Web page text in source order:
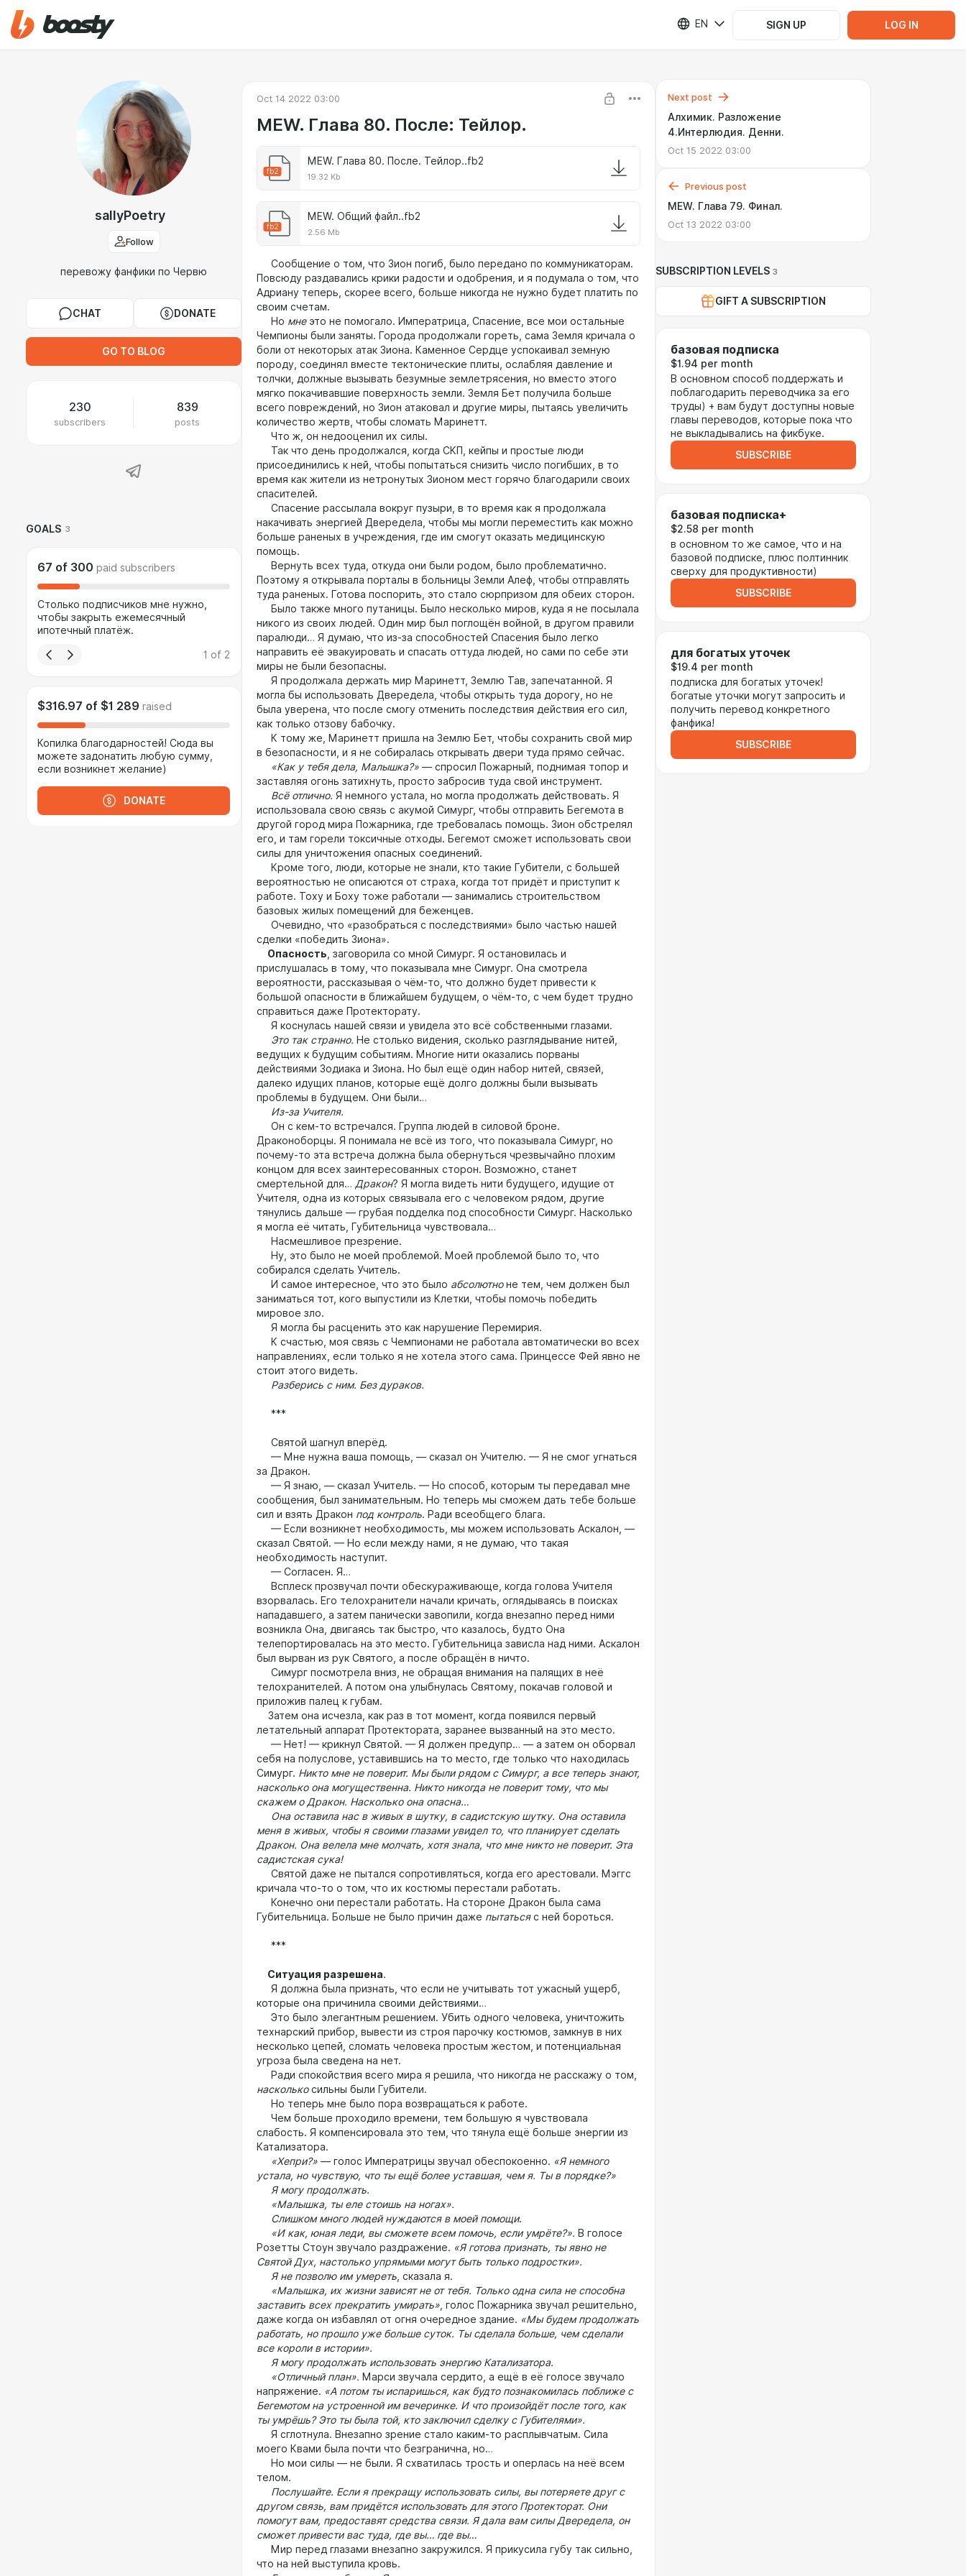
EN SIGN UP LOG IN
sallyPoetry
Follow
перевожу фанфики по Червю
CHAT DONATE
GO TO BLOG
230
subscribers
839
posts
GOALS 3
67 of 300 paid subscribers
Столько подписчиков мне нужно,
чтобы закрыть ежемесячный
ипотечный платёж.
1 of 2
$316.97 of $1 289 raised
Копилка благодарностей! Сюда вы
можете задонатить любую сумму,
если возникнет желание)
DONATE
Oct 14 2022 03:00
MEW. Глава 80. После: Тейлор.
fb2
MEW. Глава 80. После. Тейлор..fb2
19.32 Kb
fb2
MEW. Общий файл..fb2
2.56 Mb
Сообщение о том, что Зион погиб, было передано по коммуникаторам.
Повсюду раздавались крики радости и одобрения, и я подумала о том, что
Адриану теперь, скорее всего, больше никогда не нужно будет платить по
своим счетам.
Но мнеэто не помогало. Императрица, Спасение, все мои остальные
Чемпионы были заняты. Города продолжали гореть, сама Земля кричала о
боли от некоторых атак Зиона. Каменное Сердце успокаивал земную
породу, соединял вместе тектонические плиты, ослабляя давление и
толчки, должные вызывать безумные землетрясения, но вместо этого
мягко покачивавшие поверхность земли. Земля Бет получила больше
всего повреждений, но Зион атаковал и другие миры, пытаясь увеличить
количество жертв, чтобы сломать Маринетт.
Что ж, он недооценил их силы.
Так что день продолжался, когда СКП, кейпы и простые люди
присоединились к ней, чтобы попытаться снизить число погибших, в то
время как жители из нетронутых Зионом мест горячо благодарили своих
спасителей.
Спасение рассылала вокруг пузыри, в то время как я продолжала
накачивать энергией Двередела, чтобы мы могли переместить как можно
больше раненых в учреждения, где им смогут оказать медицинскую
помощь.
Вернуть всех туда, откуда они были родом, было проблематично.
Поэтому я открывала порталы в больницы Земли Алеф, чтобы отправлять
туда раненых. Готова поспорить, это стало сюрпризом для обеих сторон.
Было также много путаницы. Было несколько миров, куда я не посылала
никого из своих людей. Один мир был поглощён войной, в другом правили
паралюди… Я думаю, что из-за способностей Спасения было легко
направить её эвакуировать и спасать оттуда людей, но сами по себе эти
миры не были безопасны.
Я продолжала держать мир Маринетт, Землю Тав, запечатанной. Я
могла бы использовать Двередела, чтобы открыть туда дорогу, но не
была уверена, что после смогу отменить последствия действия его сил,
как только отзову бабочку.
К тому же, Маринетт пришла на Землю Бет, чтобы сохранить свой мир
в безопасности, и я не собиралась открывать двери туда прямо сейчас.
«Как у тебя дела, Малышка?» — спросил Пожарный, поднимая топор и
заставляя огонь затихнуть, просто забросив туда свой инструмент.
Всё отлично. Я немного устала, но могла продолжать действовать. Я
использовала свою связь с акумой Симург, чтобы отправить Бегемота в
другой город мира Пожарника, где требовалась помощь. Зион обстрелял
его, и там горели токсичные отходы. Бегемот сможет использовать свои
силы для уничтожения опасных соединений.
Кроме того, люди, которые не знали, кто такие Губители, с большей
вероятностью не описаются от страха, когда тот придёт и приступит к
работе. Тоху и Боху тоже работали — занимались строительством
базовых жилых помещений для беженцев.
Очевидно, что «разобраться с последствиями» было частью нашей
сделки «победить Зиона».
Опасность , заговорила со мной Симург. Я остановилась и
прислушалась в тому, что показывала мне Симург. Она смотрела
вероятности, рассказывая о чём-то, что должно будет привести к
большой опасности в ближайшем будущем, о чём-то, с чем будет трудно
справиться даже Протекторату.
Я коснулась нашей связи и увидела это всё собственными глазами.
Это так странно. Не столько видения, сколько разглядывание нитей,
ведущих к будущим событиям. Многие нити оказались порваны
действиями Зодиака и Зиона. Но был ещё один набор нитей, связей,
далеко идущих планов, которые ещё долго должны были вызывать
проблемы в будущем. Они были…
Из-за Учителя.
Он с кем-то встречался. Группа людей в силовой броне.
Драконоборцы. Я понимала не всё из того, что показывала Симург, но
почему-то эта встреча должна была обернуться чрезвычайно плохим
концом для всех заинтересованных сторон. Возможно, станет
смертельной для… Дракон? Я могла видеть нити будущего, идущие от
Учителя, одна из которых связывала его с человеком рядом, другие
тянулись дальше — грубая подделка под способности Симург. Насколько
я могла её читать, Губительница чувствовала…
Насмешливое презрение.
Ну, это было не моей проблемой. Моей проблемой было то, что
собирался сделать Учитель.
И самое интересное, что это было абсолютноне тем, чем должен был
заниматься тот, кого выпустили из Клетки, чтобы помочь победить
мировое зло.
Я могла бы расценить это как нарушение Перемирия.
К счастью, моя связь с Чемпионами не работала автоматически во всех
направлениях, если только я не хотела этого сама. Принцессе Фей явно не
стоит этого видеть.
Разберись с ним. Без дураков.
***
Святой шагнул вперёд.
— Мне нужна ваша помощь, — сказал он Учителю. — Я не смог угнаться
за Дракон.
— Я знаю, — сказал Учитель. — Но способ, которым ты передавал мне
сообщения, был занимательным. Но теперь мы сможем дать тебе больше
сил и взять Дракон под контроль. Ради всеобщего блага.
— Если возникнет необходимость, мы можем использовать Аскалон, —
сказал Святой. — Но если между нами, я не думаю, что такая
необходимость наступит.
— Согласен. Я…
Всплеск прозвучал почти обескураживающе, когда голова Учителя
взорвалась. Его телохранители начали кричать, оглядываясь в поисках
нападавшего, а затем панически завопили, когда внезапно перед ними
возникла Она, двигаясь так быстро, что казалось, будто Она
телепортировалась на это место. Губительница зависла над ними. Аскалон
был вырван из рук Святого, а после обращён в ничто.
Симург посмотрела вниз, не обращая внимания на палящих в неё
телохранителей. А потом она улыбнулась Святому, покачав головой и
приложив палец к губам.
Затем она исчезла, как раз в тот момент, когда появился первый
летательный аппарат Протектората, заранее вызванный на это место.
— Нет! — крикнул Святой. — Я должен предупр… — а затем он оборвал
себя на полуслове, уставившись на то место, где только что находилась
Симург. Никто мне не поверит. Мы были рядом с Симург, а все теперь знают,
насколько она могущественна. Никто никогда не поверит тому, что мы
скажем о Дракон. Насколько она опасна…
Она оставила нас в живых в шутку, в садистскую шутку. Она оставила
меня в живых, чтобы я своими глазами увидел то, что планирует сделать
Дракон. Она велела мне молчать, хотя знала, что мне никто не поверит. Эта
садистская сука!
Святой даже не пытался сопротивляться, когда его арестовали. Мэггс
кричала что-то о том, что их костюмы перестали работать.
Конечно они перестали работать. На стороне Дракон была сама
Губительница. Больше не было причин даже пытатьсяс ней бороться.
***
Ситуация разрешена.
Я должна была признать, что если не учитывать тот ужасный ущерб,
которые она причинила своими действиями…
Это было элегантным решением. Убить одного человека, уничтожить
технарский прибор, вывести из строя парочку костюмов, замкнув в них
несколько цепей, сломать человека простым жестом, и потенциальная
угроза была сведена на нет.
Ради спокойствия всего мира я решила, что никогда не расскажу о том,
насколькосильны были Губители.
Но теперь мне было пора возвращаться к работе.
Чем больше проходило времени, тем большую я чувствовала
слабость. Я компенсировала это тем, что тянула ещё больше энергии из
Катализатора.
«Хепри?» — голос Императрицы звучал обеспокоенно. «Я немного
устала, но чувствую, что ты ещё более уставшая, чем я. Ты в порядке?»
Я могу продолжать.
«Малышка, ты еле стоишь на ногах».
Слишком много людей нуждаются в моей помощи.
«И как, юная леди, вы сможете всем помочь, если умрёте?». В голосе
Розетты Стоун звучало раздражение. «Я готова признать, ты явно не
Святой Дух, настолько упрямыми могут быть только подростки».
Я не позволю им умереть , сказала я.
«Малышка, их жизни зависят не от тебя. Только одна сила не способна
заставить всех прекратить умирать» , голос Пожарника звучал решительно,
даже когда он избавлял от огня очередное здание. «Мы будем продолжать
работать, но прошло уже больше суток. Ты сделала больше, чем сделали
все короли в истории».
Я могу продолжать использовать энергию Катализатора.
«Отличный план». Марси звучала сердито, а ещё в её голосе звучало
напряжение. «А потом ты испаришься, как будто познакомилась поближе с
Бегемотом на устроенной им вечеринке. И что произойдёт после того, как
ты умрёшь? Это ты была той, кто заключил сделку с Губителями».
Я сглотнула. Внезапно зрение стало каким-то расплывчатым. Сила
моего Квами была почти что безгранична, но…
Но мои силы — не были. Я схватилась трость и оперлась на неё всем
телом.
Послушайте. Если я прекращу использовать силы, вы потеряете друг с
другом связь, вам придётся использовать для этого Протекторат. Они
помогут вам, предоставят средства связи. Я дала вам силы Двередела, он
сможет привести вас туда, где вы… где вы…
Мир перед глазами внезапно закружился. Я прикусила губу так сильно,
что на ней выступила кровь.
Next post
Алхимик. Разложение
4.Интерлюдия. Денни.
Oct 15 2022 03:00
Previous post
MEW. Глава 79. Финал.
Oct 13 2022 03:00
SUBSCRIPTION LEVELS 3
GIFT A SUBSCRIPTION
базовая подписка
$1.94 per month
В основном способ поддержать и
поблагодарить переводчика за его
труды) + вам будут доступны новые
главы переводов, которые пока что
не выкладывались на фикбуке.
SUBSCRIBE
базовая подписка+
$2.58 per month
в основном то же самое, что и на
базовой подписке, плюс полтинник
сверху для продуктивности)
SUBSCRIBE
для богатых уточек
$19.4 per month
подписка для богатых уточек!
богатые уточки могут запросить и
получить перевод конкретного
фанфика!
SUBSCRIBE